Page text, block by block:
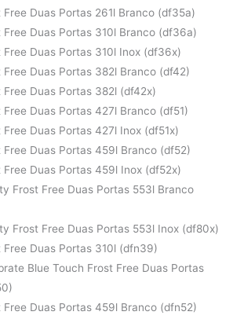
Free Duas Portas 261l Branco (df35a)
Free Duas Portas 310l Branco (df36a)
Free Duas Portas 310l Inox (df36x)
Free Duas Portas 382l Branco (df42)
Free Duas Portas 382l (df42x)
Duas Portas 427l Branco (df51)
Duas Portas 427l Inox (df51x)
Free Duas Portas 459l Branco (df52)
Free Duas Portas 459l Inox (df52x)
Frost Free Duas Portas 553l Branco
Frost Free Duas Portas 553l Inox (df80x)
Free Duas Portas 310l (dfn39)
Blue Touch Frost Free Duas Portas
Free Duas Portas 459l Branco (dfn52)